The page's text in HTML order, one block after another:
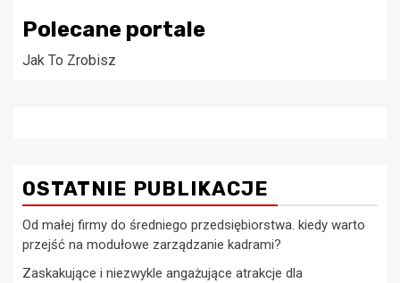
Polecane portale
Jak To Zrobisz
OSTATNIE PUBLIKACJE
Od małej firmy do średniego przedsiębiorstwa. kiedy warto
przejść na modułowe zarządzanie kadrami?
Zaskakujące i niezwykle angażujące atrakcje dla